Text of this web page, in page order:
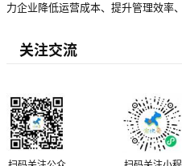
力企业降低运营成本、提升管理效率
关注交流